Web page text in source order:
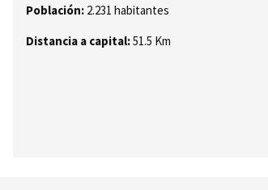
Población:2.231 habitantes
Distancia a capital:51.5 Km